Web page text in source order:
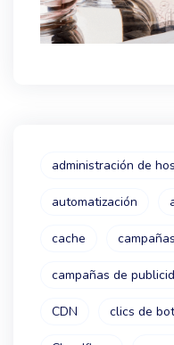
administración de
automatización
cache
campañas de
CDN clics de